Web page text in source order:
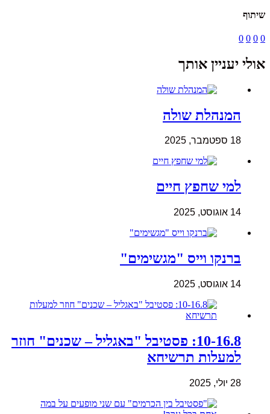
שיתוף
0
0
0
0
אולי יעניין אותך
המנהלת שולה
18 ספטמבר, 2025
למי שחפץ חיים
14 אוגוסט, 2025
ברנקו וייס "מגשימים"
14 אוגוסט, 2025
10-16.8: פסטיבל "באגליל – שכנים" חוזר
למעלות תרשיחא
28 יולי, 2025